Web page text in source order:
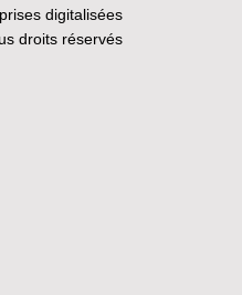
digitalisées
droits réservés